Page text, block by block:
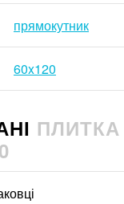
прямокутник
60x120
ПЛИТКА